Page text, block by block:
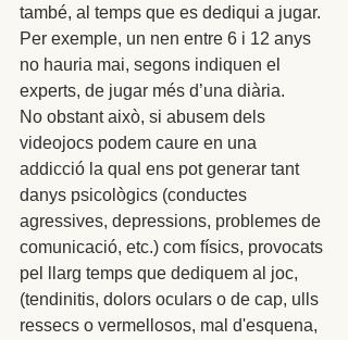
també, al temps que es dediqui a jugar.
Per exemple, un nen entre 6 i 12 anys
no hauria mai, segons indiquen el
experts, de jugar més d’una diària.
No obstant això, si abusem dels
videojocs podem caure en una
addicció la qual ens pot generar tant
danys psicològics (conductes
agressives, depressions, problemes de
comunicació, etc.) com físics, provocats
pel llarg temps que dediquem al joc,
(tendinitis, dolors oculars o de cap, ulls
ressecs o vermellosos, mal d'esquena,